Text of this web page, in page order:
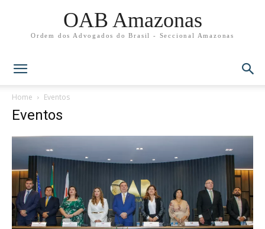
OAB Amazonas
Ordem dos Advogados do Brasil - Seccional Amazonas
Home Eventos
Eventos